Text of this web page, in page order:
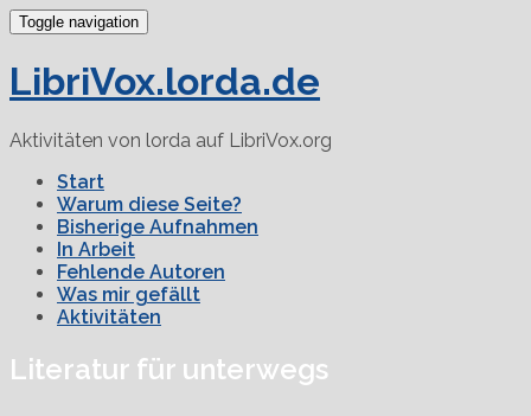
Toggle navigation
LibriVox.lorda.de
Aktivitäten von lorda auf LibriVox.org
Start
Warum diese Seite?
Bisherige Aufnahmen
In Arbeit
Fehlende Autoren
Was mir gefällt
Aktivitäten
Literatur für unterwegs